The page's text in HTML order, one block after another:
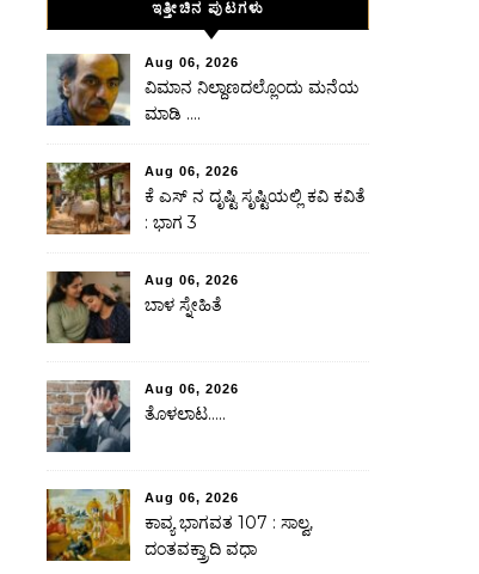
ಇತ್ತೀಚಿನ ಪುಟಗಳು
Aug 06, 2026
ವಿಮಾನ ನಿಲ್ದಾಣದಲ್ಲೊಂದು ಮನೆಯ
ಮಾಡಿ ….
Aug 06, 2026
ಕೆ ಎಸ್ ನ ದೃಷ್ಟಿ ಸೃಷ್ಟಿಯಲ್ಲಿ ಕವಿ ಕವಿತೆ
: ಭಾಗ 3
Aug 06, 2026
ಬಾಳ ಸ್ನೇಹಿತೆ
Aug 06, 2026
ತೊಳಲಾಟ…..
Aug 06, 2026
ಕಾವ್ಯ ಭಾಗವತ 107 : ಸಾಲ್ವ,
ದಂತವಕ್ತ್ರಾದಿ ವಧಾ